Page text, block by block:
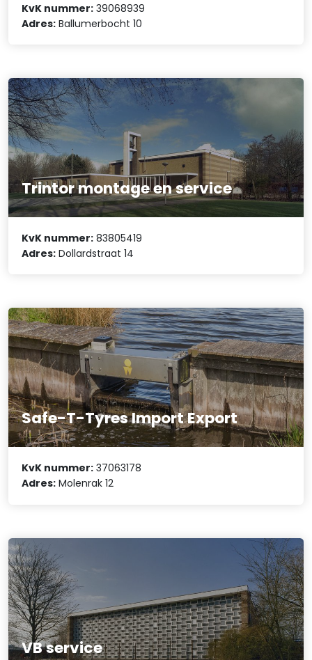
KvK nummer: 39068939
Adres: Ballumerbocht 10
Trintor montage en service
KvK nummer: 83805419
Adres: Dollardstraat 14
Safe-T-Tyres Import Export
KvK nummer: 37063178
Adres: Molenrak 12
VB service